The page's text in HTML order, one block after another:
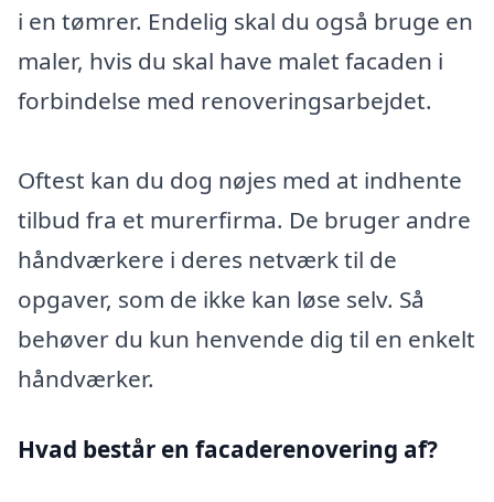
i en tømrer. Endelig skal du også bruge en
maler, hvis du skal have malet facaden i
forbindelse med renoveringsarbejdet.
Oftest kan du dog nøjes med at indhente
tilbud fra et murerfirma. De bruger andre
håndværkere i deres netværk til de
opgaver, som de ikke kan løse selv. Så
behøver du kun henvende dig til en enkelt
håndværker.
Hvad består en facaderenovering af?